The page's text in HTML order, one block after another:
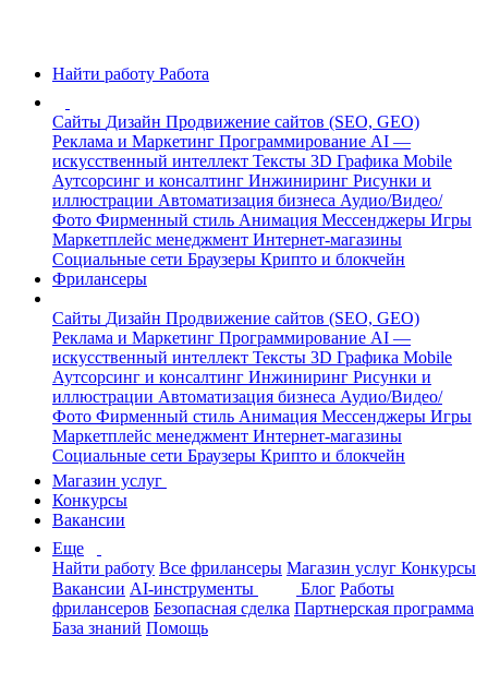
Найти работу Работа
Сайты Дизайн Продвижение сайтов (SEO, GEO)
Реклама и Маркетинг Программирование AI —
искусственный интеллект Тексты 3D Графика Mobile
Аутсорсинг и консалтинг Инжиниринг Рисунки и
иллюстрации Автоматизация бизнеса Аудио/Видео/
Фото Фирменный стиль Анимация Мессенджеры Игры
Маркетплейс менеджмент Интернет-магазины
Социальные сети Браузеры Крипто и блокчейн
Фрилансеры
Сайты Дизайн Продвижение сайтов (SEO, GEO)
Реклама и Маркетинг Программирование AI —
искусственный интеллект Тексты 3D Графика Mobile
Аутсорсинг и консалтинг Инжиниринг Рисунки и
иллюстрации Автоматизация бизнеса Аудио/Видео/
Фото Фирменный стиль Анимация Мессенджеры Игры
Маркетплейс менеджмент Интернет-магазины
Социальные сети Браузеры Крипто и блокчейн
Магазин услуг
Конкурсы
Вакансии
Еще
Найти работу Все фрилансеры Магазин услуг Конкурсы
Вакансии AI-инструменты Блог Работы
фрилансеров Безопасная сделка Партнерская программа
База знаний Помощь